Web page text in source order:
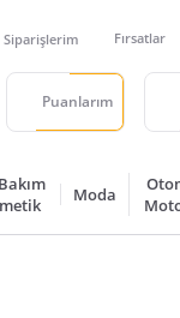
Siparişlerim Fırsatlar
Puanlarım
Moda